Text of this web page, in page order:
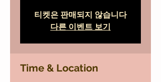
티켓은 판매되지 않습니다
다른 이벤트 보기
Time & Location